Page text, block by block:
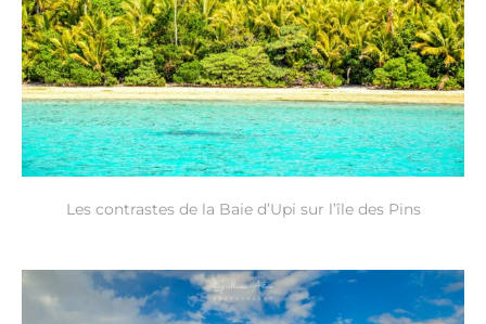
Les contrastes de la Baie d’Upi sur l’île des Pins